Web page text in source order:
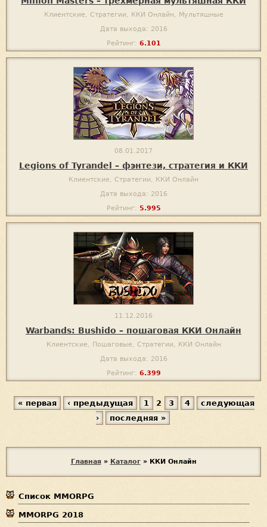
Клиентские, Стратегии, ККИ Онлайн, Мультяшные
Дата выхода: 2016
Рейтинг: 6.101
08.01.2017
Legions of Tyrandel – фэнтези, стратегия и ККИ
Клиентские, Стратегии, ККИ Онлайн
Дата выхода: 2016
Рейтинг: 5.995
11.12.2016
Warbands: Bushido – пошаговая ККИ Онлайн
Клиентские, Пошаговые, Стратегии, ККИ Онлайн
Дата выхода: 2016
Рейтинг: 6.399
и
ц
« первая ‹ предыдущая 1 2 3 4
следующая
›
последняя »
ы
з
д
Главная » Каталог » ККИ Онлайн
Список MMORPG
MMORPG 2018